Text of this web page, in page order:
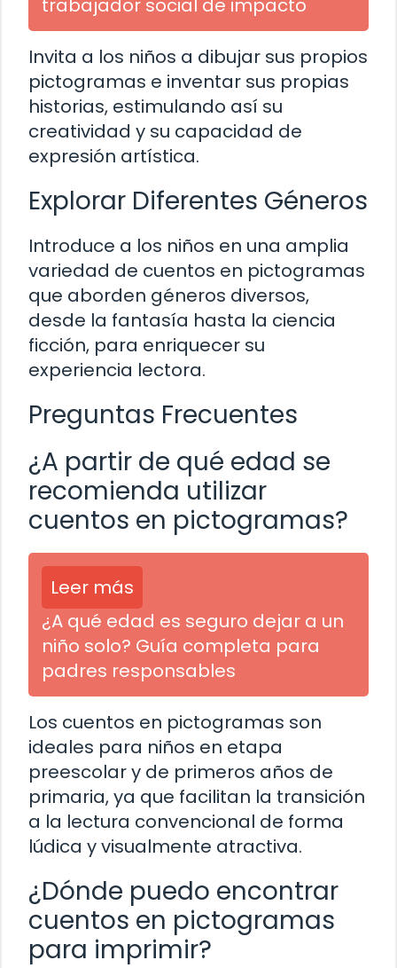
trabajador social de impacto
Invita a los niños a dibujar sus propios
pictogramas e inventar sus propias
historias, estimulando así su
creatividad y su capacidad de
expresión artística.
Explorar Diferentes Géneros
Introduce a los niños en una amplia
variedad de cuentos en pictogramas
que aborden géneros diversos,
desde la fantasía hasta la ciencia
ficción, para enriquecer su
experiencia lectora.
Preguntas Frecuentes
¿A partir de qué edad se
recomienda utilizar
cuentos en pictogramas?
Leer más
¿A qué edad es seguro dejar a un
niño solo? Guía completa para
padres responsables
Los cuentos en pictogramas son
ideales para niños en etapa
preescolar y de primeros años de
primaria, ya que facilitan la transición
a la lectura convencional de forma
lúdica y visualmente atractiva.
¿Dónde puedo encontrar
cuentos en pictogramas
para imprimir?